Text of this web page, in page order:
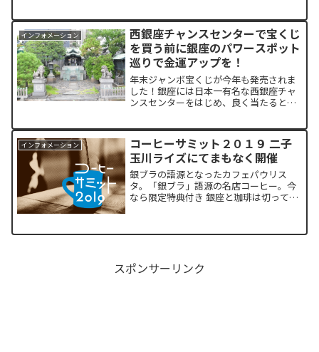
インフォメーション
西銀座チャンスセンターで宝くじ
を買う前に銀座のパワースポット
巡りで金運アップを！
年末ジャンボ宝くじが今年も発売されま
した！銀座には日本一有名な西銀座チャ
ンスセンターをはじめ、良く当たると言
のか？銀座の地名の由来を調べてみると
納得。ちょっとスピリチュ...
インフォメーション
コーヒーサミット２０１９ 二子
玉川ライズにてまもなく開催
銀ブラの語源となったカフェパウリス
タ。「銀ブラ」語源の名店コーヒー。今
なら限定特典付き 銀座と珈琲は切っても
す。(このイベントと銀座は関係ないで
スポンサーリンク